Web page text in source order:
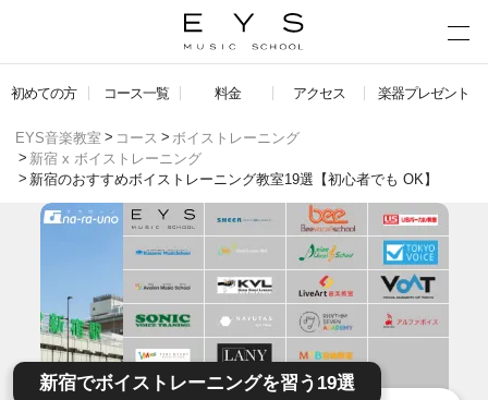
初めての方 コース一覧 料金 アクセス 楽器プレゼント
EYS音楽教室 コース
ボイストレーニング
新宿 x ボイストレーニング
新宿のおすすめボイストレーニング教室19選【初心者でも OK】
新宿でボイストレーニングを習う19選